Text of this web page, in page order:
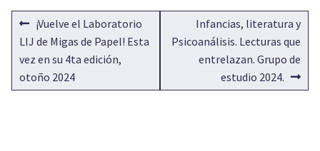
NAVEGACIÓN
DE
ENTRADAS
Anterior:
¡Vuelve el Laboratorio
LIJ de Migas de Papel! Esta
vez en su 4ta edición,
otoño 2024
Siguiente:
Infancias, literatura y
Psicoanálisis. Lecturas que
entrelazan. Grupo de
estudio 2024.